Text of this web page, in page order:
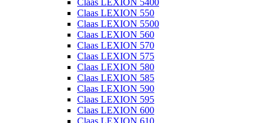
Claas LEXION 5400
Claas LEXION 550
Claas LEXION 5500
Claas LEXION 560
Claas LEXION 570
Claas LEXION 575
Claas LEXION 580
Claas LEXION 585
Claas LEXION 590
Claas LEXION 595
Claas LEXION 600
Claas LEXION 610